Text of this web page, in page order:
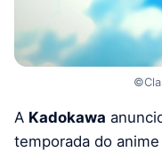
A Kadokawa
temporada do anime